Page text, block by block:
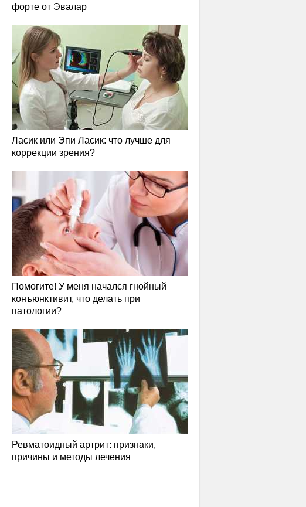
форте от Эвалар
Ласик или Эпи Ласик: что лучше для
коррекции зрения?
Помогите! У меня начался гнойный
конъюнктивит, что делать при
патологии?
Ревматоидный артрит: признаки,
причины и методы лечения